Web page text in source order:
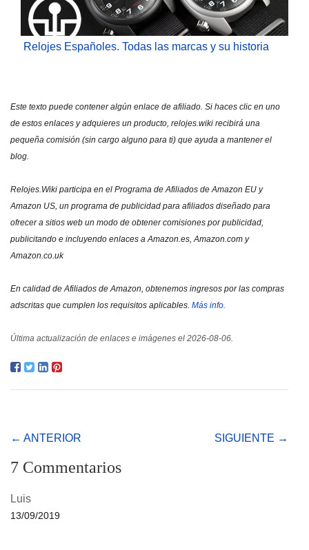
Relojes Españoles. Todas las marcas y su historia
Este texto puede contener algún enlace de afiliado. Si haces clic en uno
de estos enlaces y adquieres un producto, relojes.wiki recibirá una
pequeña comisión (sin cargo alguno para ti) que ayuda a mantener el
blog.
Relojes.Wiki participa en el Programa de Afiliados de Amazon EU y
Amazon US, un programa de publicidad para afiliados diseñado para
ofrecer a sitios web un modo de obtener comisiones por publicidad,
publicitando e incluyendo enlaces a Amazon.es, Amazon.com y
Amazon.co.uk
En calidad de Afiliados de Amazon, obtenemos ingresos por las compras
adscritas que cumplen los requisitos aplicables. Más info.
Última actualización de enlaces e imágenes el 2026-08-06.
← ANTERIOR SIGUIENTE →
7 Commentarios
Luis
13/09/2019